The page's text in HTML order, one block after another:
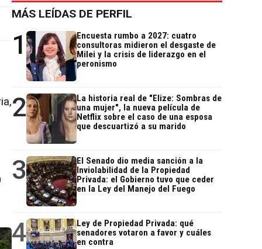
MÁS LEÍDAS DE PERFIL
1
Encuesta rumbo a 2027: cuatro
consultoras midieron el desgaste de
Milei y la crisis de liderazgo en el
peronismo
2
La historia real de "Elize: Sombras de
una mujer", la nueva película de
Netflix sobre el caso de una esposa
que descuartizó a su marido
3
El Senado dio media sanción a la
Inviolabilidad de la Propiedad
Privada: el Gobierno tuvo que ceder
en la Ley del Manejo del Fuego
4
Ley de Propiedad Privada: qué
senadores votaron a favor y cuáles
en contra